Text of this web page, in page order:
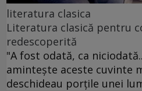
literatura clasica
Literatura clasică pentru
redescoperită
"A fost odată, ca
amintește aceste cuvinte
deschideau porțile unei